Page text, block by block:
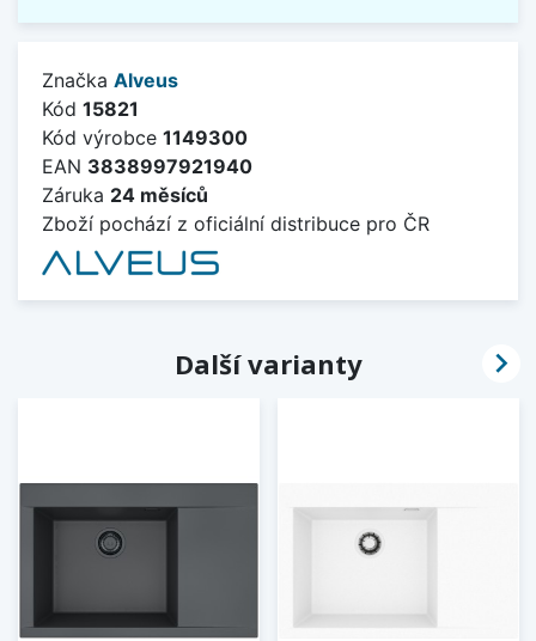
Značka Alveus
Kód 15821
Kód výrobce 1149300
EAN 3838997921940
Záruka 24 měsíců
Zboží pochází z oficiální distribuce pro ČR
Další varianty 